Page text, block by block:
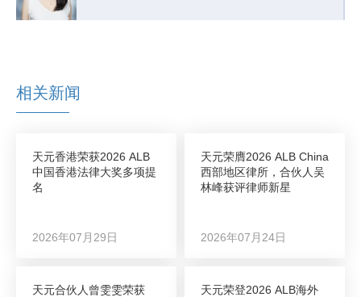
相关新闻
天元香港荣获2026 ALB
中国香港法律大奖多项提
名
2026年07月29日
天元荣膺2026 ALB China
西部地区律所，合伙人吴
林峰获评律师新星
2026年07月24日
天元合伙人曾雯雯荣获
天元荣登2026 ALB海外